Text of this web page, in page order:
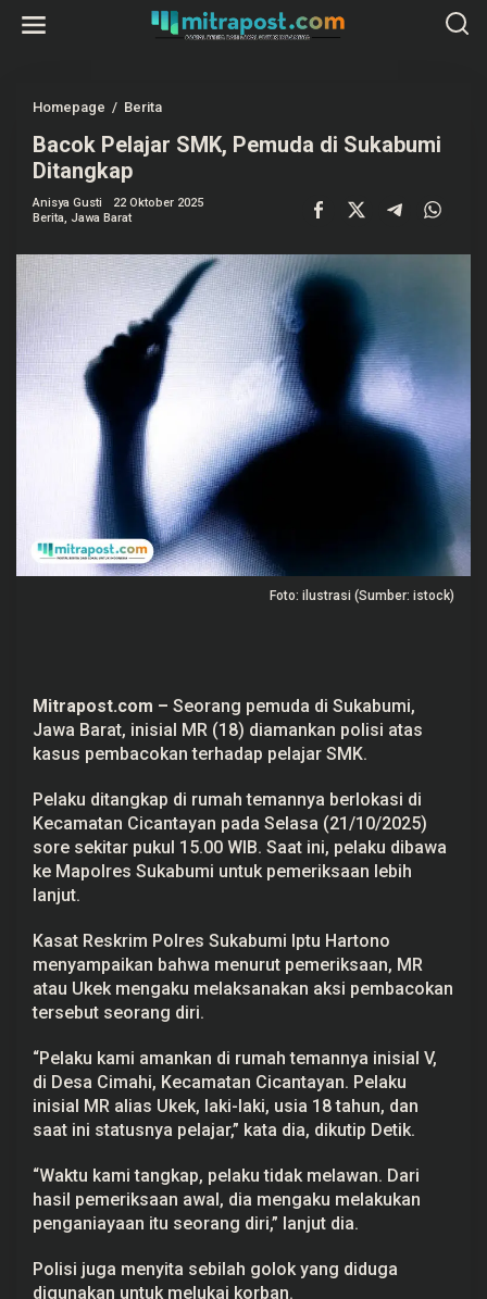
Homepage / Berita
c
o
e
j
a
r
S
M
K
,
P
e
S
u
k
a
b
u
g
k
a
p
Bacok Pelajar SMK, Pemuda di Sukabumi
Ditangkap
Anisya Gusti
22 Oktober 2025
Berita, Jawa Barat
Foto: ilustrasi (Sumber: istock)
Mitrapost.com – Seorang pemuda di Sukabumi,
Jawa Barat, inisial MR (18) diamankan polisi atas
kasus pembacokan terhadap pelajar SMK.
Pelaku ditangkap di rumah temannya berlokasi di
Kecamatan Cicantayan pada Selasa (21/10/2025)
sore sekitar pukul 15.00 WIB. Saat ini, pelaku dibawa
ke Mapolres Sukabumi untuk pemeriksaan lebih
lanjut.
Kasat Reskrim Polres Sukabumi Iptu Hartono
menyampaikan bahwa menurut pemeriksaan, MR
atau Ukek mengaku melaksanakan aksi pembacokan
tersebut seorang diri.
“Pelaku kami amankan di rumah temannya inisial V,
di Desa Cimahi, Kecamatan Cicantayan. Pelaku
inisial MR alias Ukek, laki-laki, usia 18 tahun, dan
saat ini statusnya pelajar,” kata dia, dikutip Detik.
“Waktu kami tangkap, pelaku tidak melawan. Dari
hasil pemeriksaan awal, dia mengaku melakukan
penganiayaan itu seorang diri,” lanjut dia.
Polisi juga menyita sebilah golok yang diduga
digunakan untuk melukai korban.